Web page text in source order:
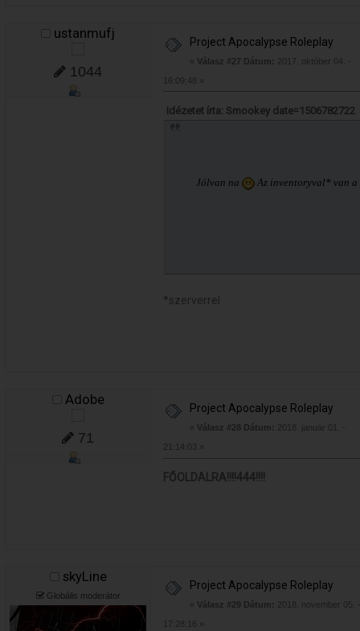
ustanmufj
1044
Project Apocalypse Roleplay
« Válasz #27 Dátum:
2017. október 04. -
16:09:48 »
Idézetet írta: Smookey date=1506782722
Jólvan na Az inventoryval* van
*szerverrel
Adobe
71
Project Apocalypse Roleplay
« Válasz #28 Dátum: 2018. január 01. -
21:14:03 »
FŐOLDALRA!!!!444!!!!
skyLine
Globális moderátor
Project Apocalypse Roleplay
« Válasz #29 Dátum:
2018. november 05. -
17:28:16 »